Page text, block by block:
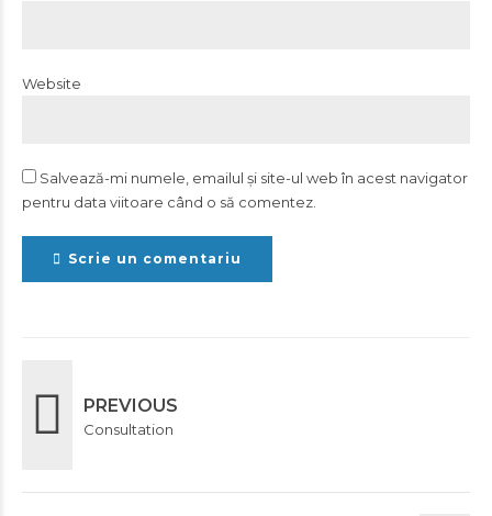
Website
Salvează-mi numele, emailul și site-ul web în acest navigator
pentru data viitoare când o să comentez.
Scrie un comentariu
PREVIOUS
Consultation